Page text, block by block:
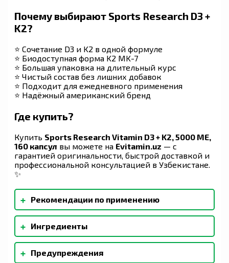
Почему выбирают Sports Research D3 +
K2?
⭐ Сочетание D3 и K2 в одной формуле
⭐ Биодоступная форма K2 MK-7
⭐ Большая упаковка на длительный курс
⭐ Чистый состав без лишних добавок
⭐ Подходит для ежедневного применения
⭐ Надёжный американский бренд
Где купить?
Купить Sports Research Vitamin D3 + K2, 5000 МЕ,
160 капсул вы можете на Evitamin.uz — с
гарантией оригинальности, быстрой доставкой и
профессиональной консультацией в Узбекистане.
✨
+ Рекомендации по применению
Взрослым принимать по 1 растительной
капсуле в день во время еды или в
соответствии с рекомендациями
медицинского работника.
+ Ингредиенты
Кокосовое масло MCT, капсула Plantgel™
(модифицированный тапиоковый крахмал без
+ Предупреждения